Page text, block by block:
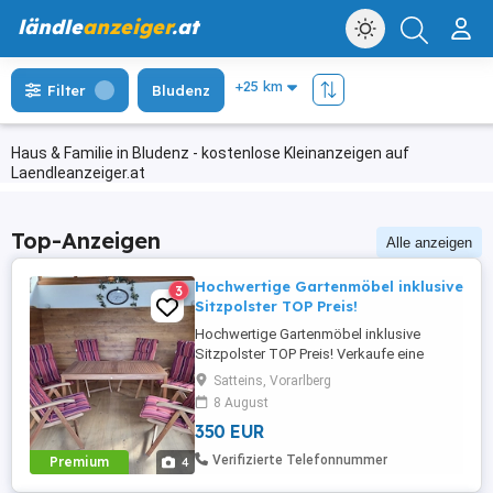
ländleanzeiger.at
Haus & Familie in Bludenz - kostenlose Kleinanzeigen auf
Laendleanzeiger.at
Filter Bludenz
Top-Anzeigen Alle anzeigen
Premium 4
3
Hochwertige Gartenmöbel inklusive
Sitzpolster TOP Preis!
Hochwertige Gartenmöbel inklusive
Sitzpolster TOP Preis! Verkaufe eine
gepflegte Gartenmöbel-Garnitur **zum
äußerst günstigen Preis**. Inklusive aller
Sitzpolster (siehe Fotos) Stabil und
funktionstüchtig Tisch: 150 x 90 cm
Stühle mit **verstellbarer Rückenlehne**
Satteins, Vorarlberg
8 August
350 EUR
Verifizierte Telefonnummer